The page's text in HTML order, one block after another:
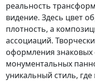
реальность
видение. Здесь цвет
плотность, а
ассоциаций.
оформления знаковых
монументальных
уникальный стиль,